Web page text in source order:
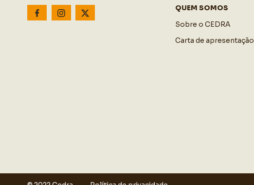
QUEM SOMOS
Sobre o CEDRA
Carta de apresentação